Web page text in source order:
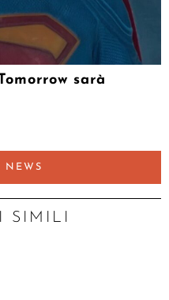
sarà
NEWS
SIMILI